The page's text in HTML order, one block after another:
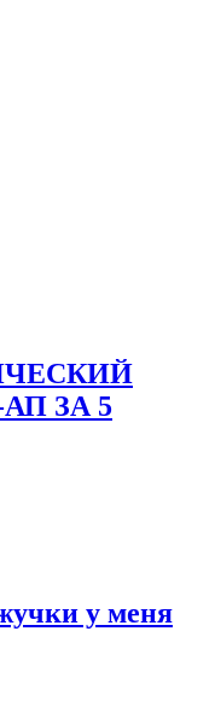
ЗА 5
у меня